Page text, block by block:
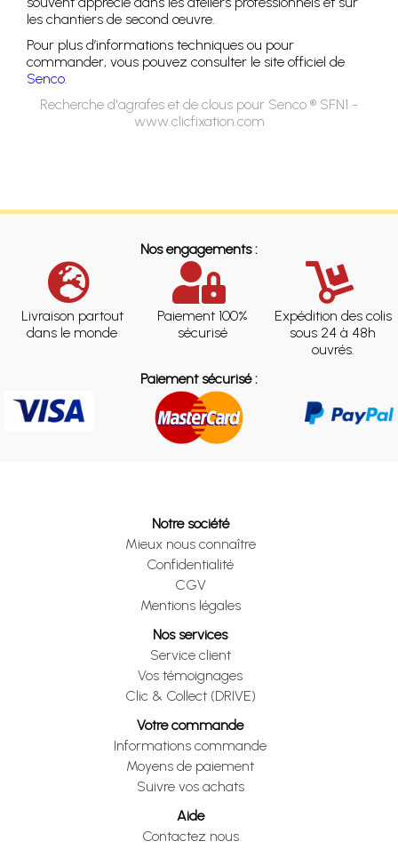
les chantiers de second œuvre.
Pour plus d’informations techniques ou pour
commander, vous pouvez consulter le site officiel de
Senco.
Recherche d'agrafes et de clous pour Senco ® SFN1 -
www.clicfixation.com
Nos engagements :
Livraison partout
dans le monde
Paiement 100%
sécurisé
Expédition des colis
sous 24 à 48h
ouvrés.
Paiement sécurisé :
Notre société
Mieux nous connaître
Confidentialité
CGV
Mentions légales
Nos services
Service client
Vos témoignages
Clic & Collect (DRIVE)
Votre commande
Informations commande
Moyens de paiement
Suivre vos achats
Aide
Contactez nous